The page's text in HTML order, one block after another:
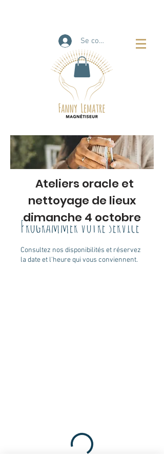
Se connecter
Ateliers oracle et
nettoyage de lieux
dimanche 4 octobre
Programmer votre service
Consultez nos disponibilités et réservez
la date et l'heure qui vous conviennent.